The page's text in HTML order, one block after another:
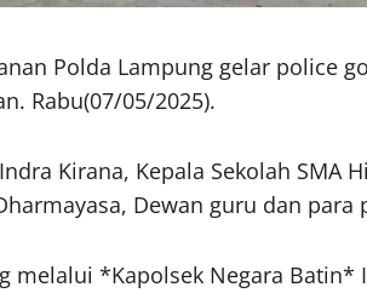
Polda Lampung gelar police
Rabu(07/05/2025).
Kirana, Kepala Sekolah
Dewan guru dan para
melalui *Kapolsek Negara